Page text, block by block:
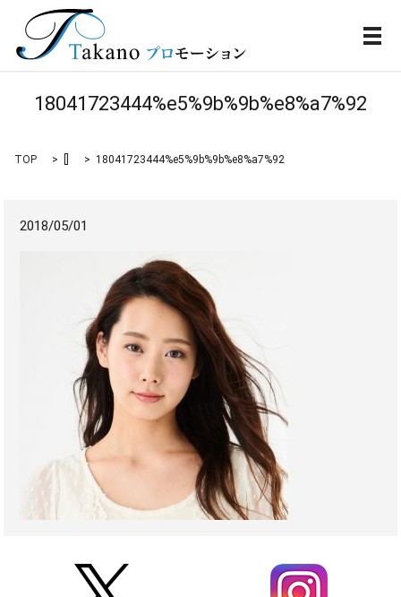
メ
18041723444%e5%9b%9b%e8%a7%92
TOP 18041723444%e5%9b%9b%e8%a7%92
2018/05/01